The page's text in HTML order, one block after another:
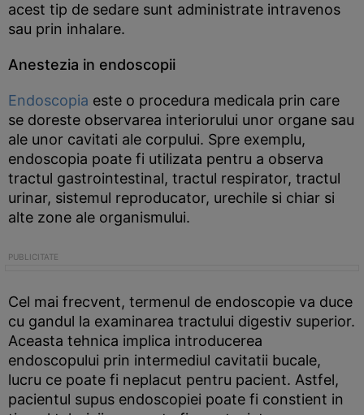
acest tip de sedare sunt administrate intravenos
sau prin inhalare.
Anestezia in endoscopii
Endoscopia este o procedura medicala prin care
se doreste observarea interiorului unor organe sau
ale unor cavitati ale corpului. Spre exemplu,
endoscopia poate fi utilizata pentru a observa
tractul gastrointestinal, tractul respirator, tractul
urinar, sistemul reproducator, urechile si chiar si
alte zone ale organismului.
Cel mai frecvent, termenul de endoscopie va duce
cu gandul la examinarea tractului digestiv superior.
Aceasta tehnica implica introducerea
endoscopului prin intermediul cavitatii bucale,
lucru ce poate fi neplacut pentru pacient. Astfel,
pacientul supus endoscopiei poate fi constient in